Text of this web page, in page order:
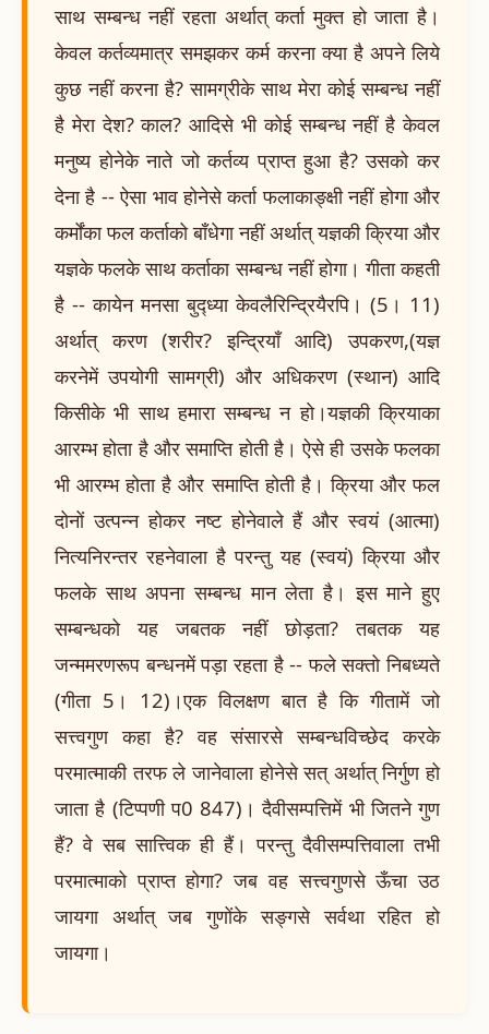
साथ सम्बन्ध नहीं रहता अर्थात् कर्ता मुक्त हो जाता है।
केवल कर्तव्यमात्र समझकर कर्म करना क्या है अपने लिये
कुछ नहीं करना है? सामग्रीके साथ मेरा कोई सम्बन्ध नहीं
है मेरा देश? काल? आदिसे भी कोई सम्बन्ध नहीं है केवल
मनुष्य होनेके नाते जो कर्तव्य प्राप्त हुआ है? उसको कर
देना है -- ऐसा भाव होनेसे कर्ता फलाकाङ्क्षी नहीं होगा और
कर्मोंका फल कर्ताको बाँधेगा नहीं अर्थात् यज्ञकी क्रिया और
यज्ञके फलके साथ कर्ताका सम्बन्ध नहीं होगा। गीता कहती
है -- कायेन मनसा बुद्ध्या केवलैरिन्द्रियैरपि। (5। 11)
अर्थात् करण (शरीर? इन्द्रियाँ आदि) उपकरण,(यज्ञ
करनेमें उपयोगी सामग्री) और अधिकरण (स्थान) आदि
किसीके भी साथ हमारा सम्बन्ध न हो।यज्ञकी क्रियाका
आरम्भ होता है और समाप्ति होती है। ऐसे ही उसके फलका
भी आरम्भ होता है और समाप्ति होती है। क्रिया और फल
दोनों उत्पन्न होकर नष्ट होनेवाले हैं और स्वयं (आत्मा)
नित्यनिरन्तर रहनेवाला है परन्तु यह (स्वयं) क्रिया और
फलके साथ अपना सम्बन्ध मान लेता है। इस माने हुए
सम्बन्धको यह जबतक नहीं छोड़ता? तबतक यह
जन्ममरणरूप बन्धनमें पड़ा रहता है -- फले सक्तो निबध्यते
(गीता 5। 12)।एक विलक्षण बात है कि गीतामें जो
सत्त्वगुण कहा है? वह संसारसे सम्बन्धविच्छेद करके
परमात्माकी तरफ ले जानेवाला होनेसे सत् अर्थात् निर्गुण हो
जाता है (टिप्पणी प0 847)। दैवीसम्पत्तिमें भी जितने गुण
हैं? वे सब सात्त्विक ही हैं। परन्तु दैवीसम्पत्तिवाला तभी
परमात्माको प्राप्त होगा? जब वह सत्त्वगुणसे ऊँचा उठ
जायगा अर्थात् जब गुणोंके सङ्गसे सर्वथा रहित हो
जायगा।